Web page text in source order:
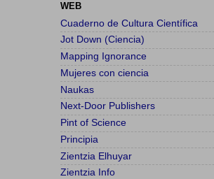
WEB
Cuaderno de Cultura Científica
Jot Down (Ciencia)
Mapping Ignorance
Mujeres con ciencia
Naukas
Next-Door Publishers
Pint of Science
Principia
Zientzia Elhuyar
Zientzia Info